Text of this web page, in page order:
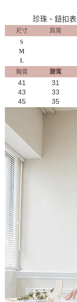
珍珠、鈕扣
尺寸 肩寬
S
M
L
胸寬 腰寬
41
43
45
31
33
35